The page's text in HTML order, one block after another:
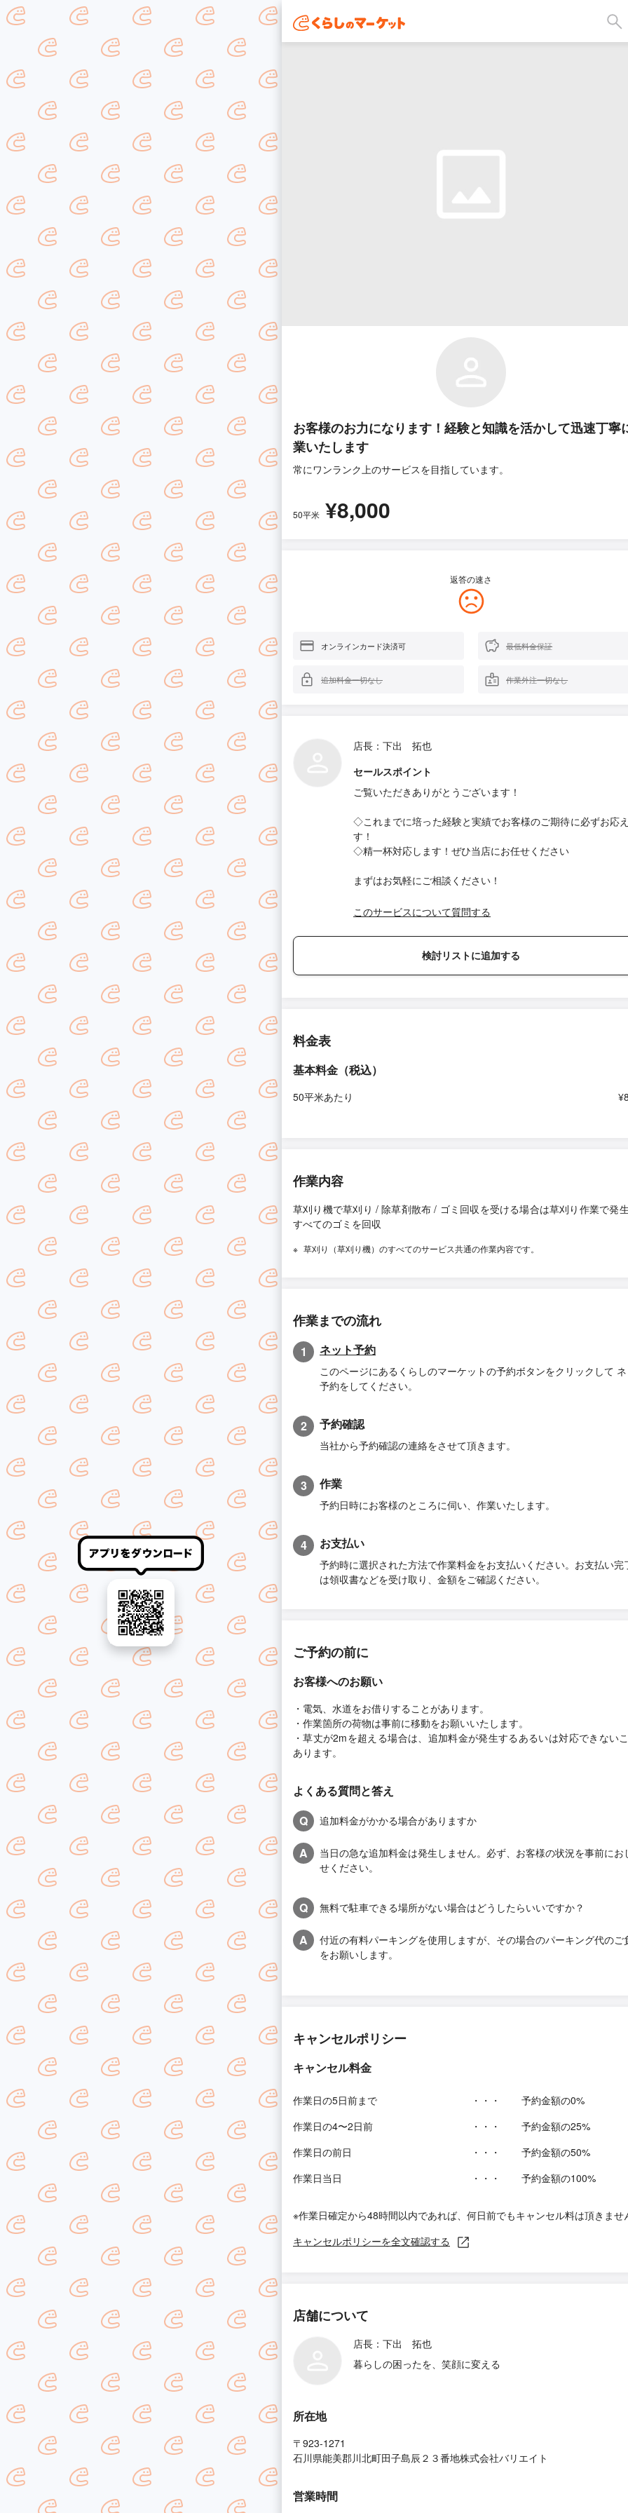
お客様のお力になります！経験と知識を活かして迅速丁寧
業いたします
常にワンランク上のサービスを目指しています。
50平米 ¥8,000
返答の速さ
オンラインカード決済可 最低料金保証
追加料金一切なし 作業外注一切なし
店長：下出 拓也
セールスポイント
ご覧いただきありがとうございます！
◇これまでに培った経験と実績でお客様のご期待に必ずお応
す！
◇精一杯対応します！ぜひ当店にお任せください
まずはお気軽にご相談ください！
このサービスについて質問する
検討リストに追加する
料金表
基本料金（税込）
50平米あたり
作業内容
草刈り機で草刈り / 除草剤散布 / ゴミ回収を受ける場合は草刈り作業で発
すべてのゴミを回収
草刈り（草刈り機）のすべてのサービス共通の作業内容です。
作業までの流れ
1 ネット予約
このページにあるくらしのマーケットの予約ボタンをクリックして
予約をしてください。
2 予約確認
当社から予約確認の連絡をさせて頂きます。
3 作業
予約日時にお客様のところに伺い、作業いたします。
4 お支払い
予約時に選択された方法で作業料金をお支払いください。お支払い完
は領収書などを受け取り、金額をご確認ください。
ご予約の前に
お客様へのお願い
・電気、水道をお借りすることがあります。
・作業箇所の荷物は事前に移動をお願いいたします。
・草丈が2mを超える場合は、追加料金が発生するあるいは対応できない
あります。
よくある質問と答え
Q
追加料金がかかる場合がありますか
A
当日の急な追加料金は発生しません。必ず、お客様の状況を事前にお
せください。
Q 無料で駐車できる場所がない場合はどうしたらいいですか？
A
付近の有料パーキングを使用しますが、その場合のパーキング代のご
をお願いします。
キャンセルポリシー
キャンセル料金
作業日の5日前まで ・・・
予約金額の0%
作業日の4〜2日前
・・・
予約金額の25%
作業日の前日
・・・
予約金額の50%
作業日当日
・・・ 予約金額の100%
※作業日確定から48時間以内であれば、何日前でもキャンセル料は頂きませ
キャンセルポリシーを全文確認する
店舗について
店長：下出 拓也
暮らしの困ったを、笑顔に変える
所在地
〒923-1271
石川県能美郡川北町田子島辰２３番地株式会社バリエイト
営業時間